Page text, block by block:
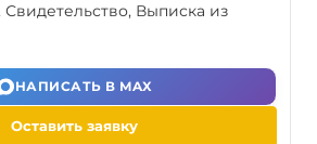
Выписка из
НАПИСАТЬ В MAX
Оставить заявку